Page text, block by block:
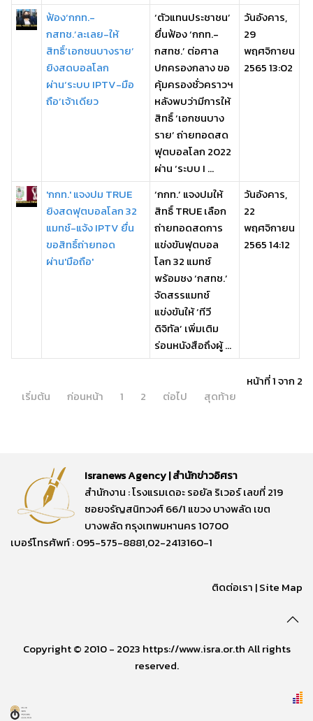
ฟ้อง‘กกท.-
กสทช.’ละเลย-ให้
สิทธิ์‘เอกชนบางราย’
ยิงสดบอลโลก
ผ่าน‘ระบบ IPTV-มือ
ถือ’เจ้าเดียว
‘ตัวแทนประชาชน’
ยื่นฟ้อง ‘กกท.-
กสทช.’ ต่อศาล
ปกครองกลาง ขอ
คุ้มครองชั่วคราวฯ
หลังพบว่ามีการให้
สิทธิ์ ‘เอกชนบาง
ราย’ ถ่ายทอดสด
ฟุตบอลโลก 2022
ผ่าน ‘ระบบ I ...
วันอังคาร,
29
พฤศจิกายน
2565 13:02
'กกท.' แจงปม TRUE
ยิงสดฟุตบอลโลก 32
แมทช์-แจ้ง IPTV ยื่น
ขอสิทธิ์ถ่ายทอด
ผ่าน'มือถือ'
‘กกท.’ แจงปมให้
สิทธิ์ TRUE เลือก
ถ่ายทอดสดการ
แข่งขันฟุตบอล
โลก 32 แมทช์
พร้อมชง ‘กสทช.’
จัดสรรแมทช์
แข่งขันให้ ‘ทีวี
ดิจิทัล’ เพิ่มเติม
ร่อนหนังสือถึงผู้ ...
วันอังคาร,
22
พฤศจิกายน
2565 14:12
หน้าที่ 1 จาก 2
เริ่มต้น
ก่อนหน้า 1 2 ต่อไป สุดท้าย
Isranews Agency | สำนักข่าวอิศรา
สำนักงาน : โรงแรมเดอะ รอยัล ริเวอร์ เลขที่ 219
ซอยจรัญสนิทวงศ์ 66/1 แขวง บางพลัด เขต
บางพลัด กรุงเทพมหานคร 10700
เบอร์โทรศัพท์ : 095-575-8881,02-2413160-1
ติดต่อเรา |Site Map
Copyright © 2010 - 2023 https://www.isra.or.th All rights
reserved.